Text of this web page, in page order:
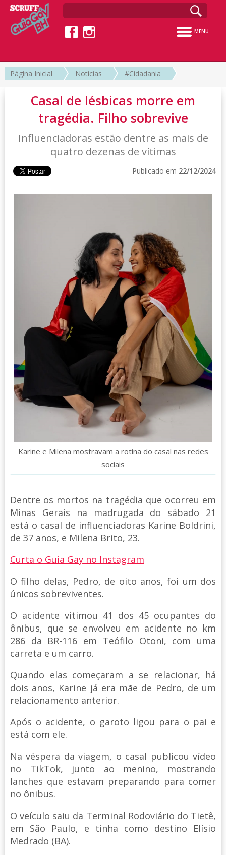
MENU
Página Inicial Notícias #Cidadania
Casal de lésbicas morre em
tragédia. Filho sobrevive
Influenciadoras estão dentre as mais de
quatro dezenas de vítimas
Publicado em 22/12/2024
Karine e Milena mostravam a rotina do casal nas redes
sociais
Dentre os mortos na tragédia que ocorreu em
Minas Gerais na madrugada do sábado 21
está o casal de influenciadoras Karine Boldrini,
de 37 anos, e Milena Brito, 23.
Curta o Guia Gay no Instagram
O filho delas, Pedro, de oito anos, foi um dos
únicos sobreviventes.
O acidente vitimou 41 dos 45 ocupantes do
ônibus, que se envolveu em acidente no km
286 da BR-116 em Teófilo Otoni, com uma
carreta e um carro.
Quando elas começaram a se relacionar, há
dois anos, Karine já era mãe de Pedro, de um
relacionamento anterior.
Após o acidente, o garoto ligou para o pai e
está com ele.
Na véspera da viagem, o casal publicou vídeo
no TikTok, junto ao menino, mostrando
lanches que estavam preparando para comer
no ônibus.
O veículo saiu da Terminal Rodoviário do Tietê,
em São Paulo, e tinha como destino Elísio
Medrado (BA).